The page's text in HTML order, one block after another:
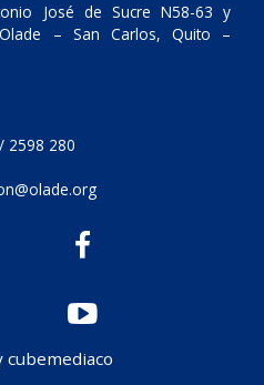
José de Sucre N58-63 y
– San Carlos, Quito –
2598 280
cubemediaco